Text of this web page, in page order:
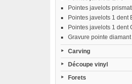
Pointes javelots
Pointes javelots 1 dent
Pointes javelots 1 dent
Gravure pointe diamant
Carving
Découpe vinyl
Forets